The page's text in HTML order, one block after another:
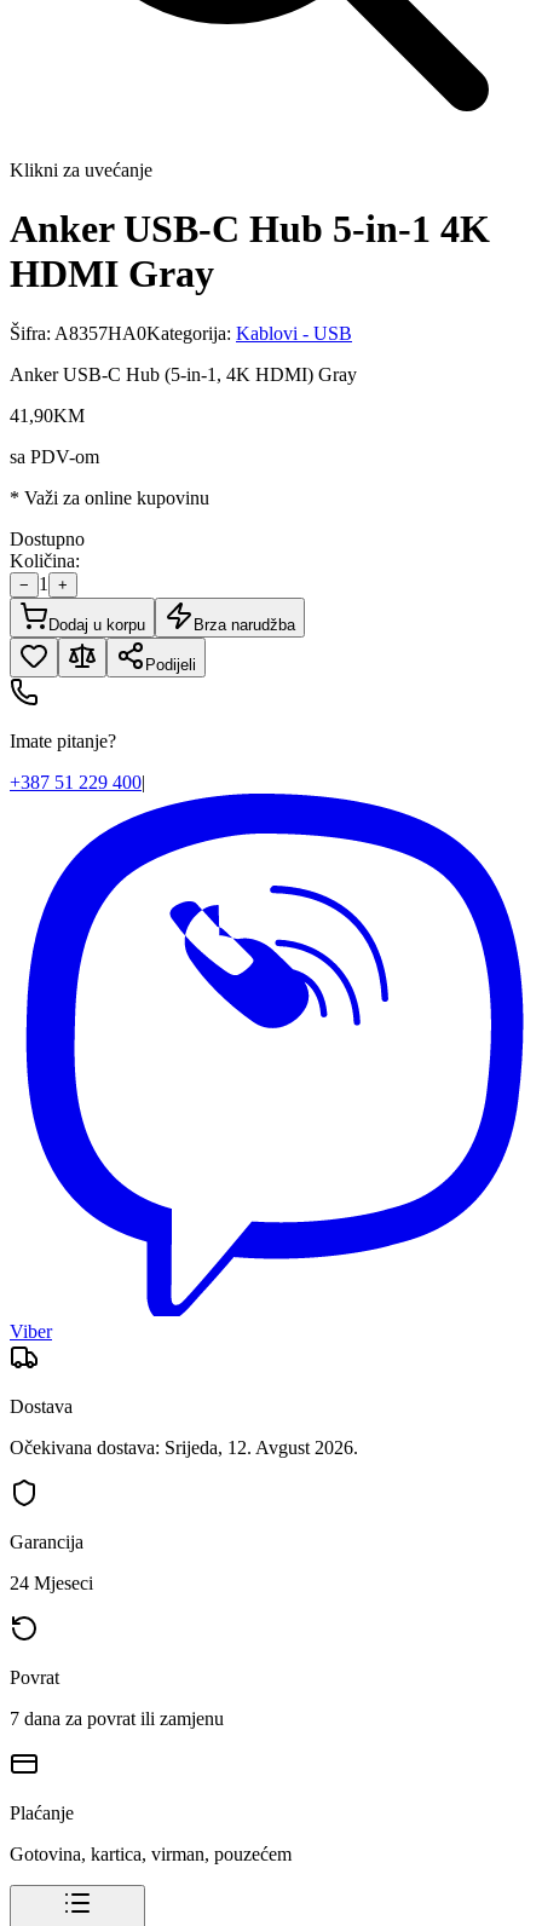
Klikni za uvećanje
Anker USB-C Hub 5-in-1 4K
HDMI Gray
Šifra: A8357HA0Kategorija: Kablovi - USB
Anker USB-C Hub (5-in-1, 4K HDMI) Gray
41 ,90KM
sa PDV-om
* Važi za online kupovinu
Dostupno
Količina:
− 1 +
Dodaj u korpu Brza narudžba
Podijeli
Imate pitanje?
+387 51 229 400|
Viber
Dostava
Očekivana dostava: Srijeda, 12. Avgust 2026.
Garancija
24 Mjeseci
Povrat
7 dana za povrat ili zamjenu
Plaćanje
Gotovina, kartica, virman, pouzećem